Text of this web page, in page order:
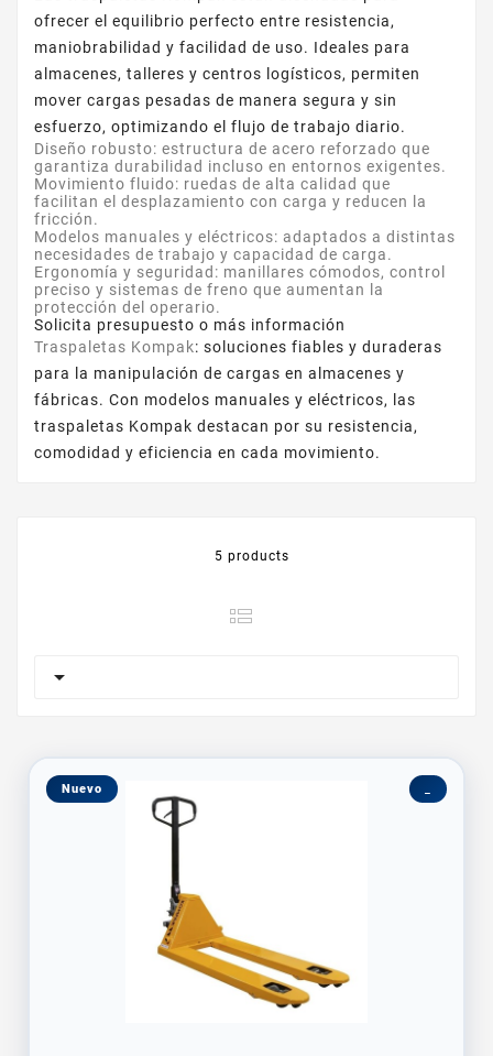
ofrecer el equilibrio perfecto entre resistencia,
maniobrabilidad y facilidad de uso. Ideales para
almacenes, talleres y centros logísticos, permiten
mover cargas pesadas de manera segura y sin
esfuerzo, optimizando el flujo de trabajo diario.
Diseño robusto: estructura de acero reforzado que
garantiza durabilidad incluso en entornos exigentes.
Movimiento fluido: ruedas de alta calidad que
facilitan el desplazamiento con carga y reducen la
fricción.
Modelos manuales y eléctricos: adaptados a distintas
necesidades de trabajo y capacidad de carga.
Ergonomía y seguridad: manillares cómodos, control
preciso y sistemas de freno que aumentan la
protección del operario.
Solicita presupuesto o más información
Traspaletas Kompak: soluciones fiables y duraderas
para la manipulación de cargas en almacenes y
fábricas. Con modelos manuales y eléctricos, las
traspaletas Kompak destacan por su resistencia,
comodidad y eficiencia en cada movimiento.
5 products

Nuevo